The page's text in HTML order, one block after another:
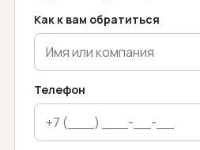
Как к вам обратиться
Телефон